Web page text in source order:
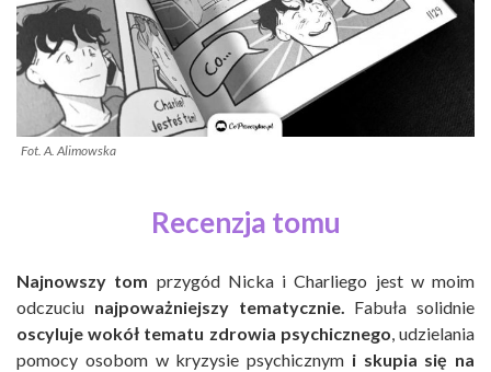
Fot. A. Alimowska
Recenzja tomu
Najnowszy tom przygód Nicka i Charliego jest w moim
odczuciu najpoważniejszy tematycznie. Fabuła solidnie
oscyluje wokół tematu zdrowia psychicznego, udzielania
pomocy osobom w kryzysie psychicznym i skupia się na